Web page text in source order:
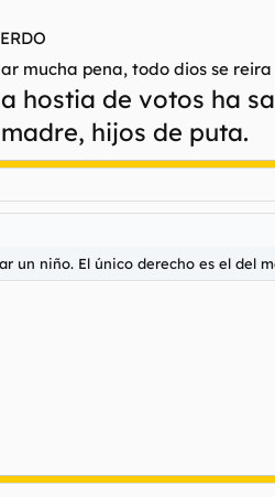
me molesta profundamente es
que tiene derechos es el menor.
masculino y el rol femenino, que
caprichos u objetos para que
un niño. El único derecho es el del
mucha pena, todo dios se
hostia de votos ha
hijos de puta.
un niño. El único derecho es el del